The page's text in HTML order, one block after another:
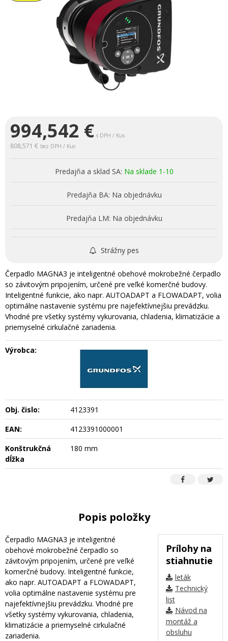
994,542 € s DPH / Kus
808,571 € bez DPH / Kus
Predajňa a sklad SA: Na sklade 1-10
Predajňa BA: Na objednávku
Predajňa LM: Na objednávku
Strážny pes
Čerpadlo MAGNA3 je inteligentné obehové mokrobežné čerpadlo
so závitovým pripojením, určené pre veľké komerčné budovy.
Inteligentné funkcie, ako napr. AUTOADAPT a FLOWADAPT, volia
optimálne nastavenie systému pre najefektívnejšiu prevádzku.
Vhodné pre všetky systémy vykurovania, chladenia, klimatizácie a
priemyselné cirkulačné zariadenia.
Výrobca:
Obj. čislo:
4123391
EAN:
4123391000001
Konštrukčná
dĺžka
180 mm
Popis položky
Prílohy na
stiahnutie
leták
Technický
list
Návod na
montáž a
obsluhu
Čerpadlo MAGNA3 je inteligentné
obehové mokrobežné čerpadlo so
závitovým pripojením, určené pre veľké
komerčné budovy. Inteligentné funkcie,
ako napr. AUTOADAPT a FLOWADAPT,
volia optimálne nastavenie systému pre
najefektívnejšiu prevádzku. Vhodné pre
všetky systémy vykurovania, chladenia,
klimatizácie a priemyselné cirkulačné
zariadenia.